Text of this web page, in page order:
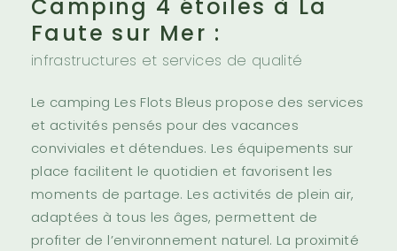
Camping 4 étoiles à La
Faute sur Mer :
infrastructures et services de qualité
Le camping Les Flots Bleus propose des services
et activités pensés pour des vacances
conviviales et détendues. Les équipements sur
place facilitent le quotidien et favorisent les
moments de partage. Les activités de plein air,
adaptées à tous les âges, permettent de
profiter de l’environnement naturel. La proximité